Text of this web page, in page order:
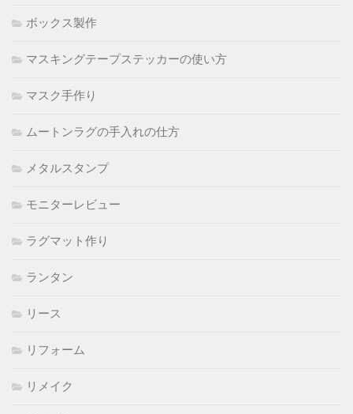
ボックス製作
マスキングテープステッカーの使い方
マスク手作り
ムートンラグの手入れの仕方
メタルスタンプ
モニターレビュー
ラグマット作り
ランタン
リース
リフォーム
リメイク